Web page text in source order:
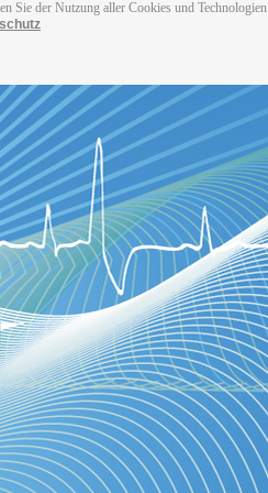
Sie der Nutzung aller Cookies und Technologien